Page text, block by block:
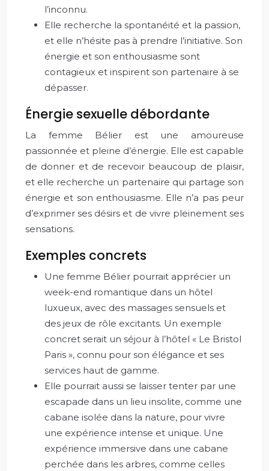
l’inconnu.
Elle recherche la spontanéité et la passion,
et elle n’hésite pas à prendre l’initiative. Son
énergie et son enthousiasme sont
contagieux et inspirent son partenaire à se
dépasser.
Énergie sexuelle débordante
La femme Bélier est une amoureuse
passionnée et pleine d’énergie. Elle est capable
de donner et de recevoir beaucoup de plaisir,
et elle recherche un partenaire qui partage son
énergie et son enthousiasme. Elle n’a pas peur
d’exprimer ses désirs et de vivre pleinement ses
sensations.
Exemples concrets
Une femme Bélier pourrait apprécier un
week-end romantique dans un hôtel
luxueux, avec des massages sensuels et
des jeux de rôle excitants. Un exemple
concret serait un séjour à l’hôtel « Le Bristol
Paris », connu pour son élégance et ses
services haut de gamme.
Elle pourrait aussi se laisser tenter par une
escapade dans un lieu insolite, comme une
cabane isolée dans la nature, pour vivre
une expérience intense et unique. Une
expérience immersive dans une cabane
perchée dans les arbres, comme celles